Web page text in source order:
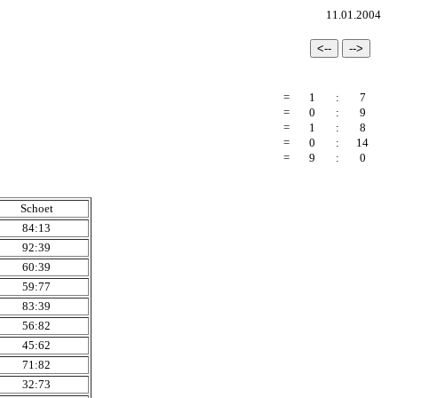
11.01.2004
= 1 :
7
= 0 :
9
= 1 :
8
= 0 :
14
= 9 : 0
Schoet
84:13
92:39
60:39
59:77
83:39
56:82
45:62
71:82
32:73